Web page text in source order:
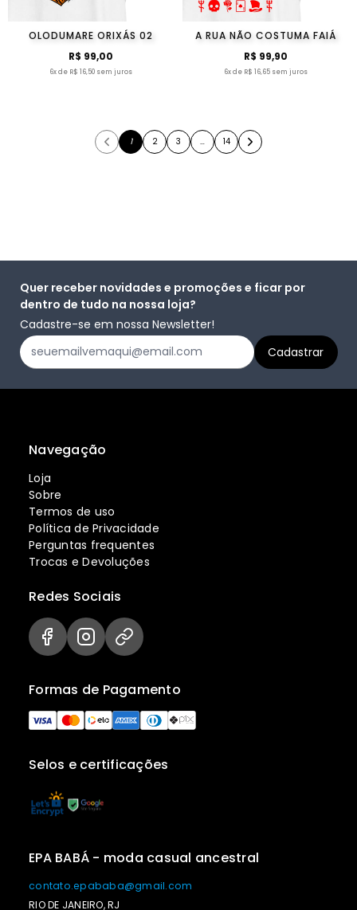
OLODUMARE ORIXÁS 02
R$ 99,00
6x de R$ 16,50 sem juros
A RUA NÃO COSTUMA FAIÁ
R$ 99,90
6x de R$ 16,65 sem juros
1 2 3 … 14
Quer receber novidades e promoções e ficar por
dentro de tudo na nossa loja?
Cadastre-se em nossa Newsletter!
Navegação
Loja
Sobre
Termos de uso
Política de Privacidade
Perguntas frequentes
Trocas e Devoluções
Selos e certificações
Formas de Pagamento
Redes Sociais
EPA BABÁ - moda casual ancestral
contato.epababa@gmail.com
RIO DE JANEIRO, RJ